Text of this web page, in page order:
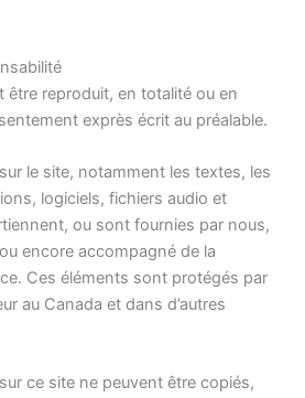
être reproduit, en totalité ou en
exprès écrit au préalable.
le site, notamment les textes, les
logiciels, fichiers audio et
ou sont fournies par nous,
encore accompagné de la
Ces éléments sont protégés par
au Canada et dans d’autres
ce site ne peuvent être copiés,